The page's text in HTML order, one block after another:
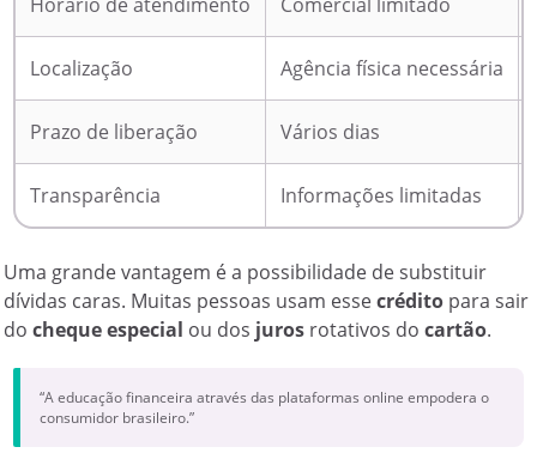
Localização Agência física necessária
Prazo de liberação Vários dias
Transparência Informações limitadas
Uma grande vantagem é a possibilidade de substituir
dívidas caras. Muitas pessoas usam essecrédito para sair
docheque especial ou dos juros rotativos docartão.
“A educação financeira através das plataformas online empodera o
consumidor brasileiro.”